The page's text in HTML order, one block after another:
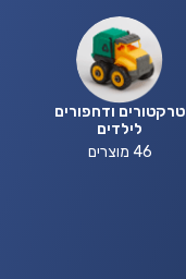
טרקטורים ודחפורים
לילדים
46 מוצרים